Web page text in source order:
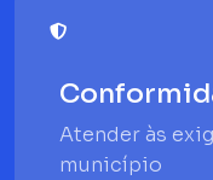
Atender às
município